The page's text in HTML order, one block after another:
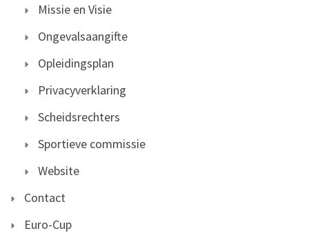
Missie en Visie
Ongevalsaangifte
Opleidingsplan
Privacyverklaring
Scheidsrechters
Sportieve commissie
Website
Contact
Euro-Cup